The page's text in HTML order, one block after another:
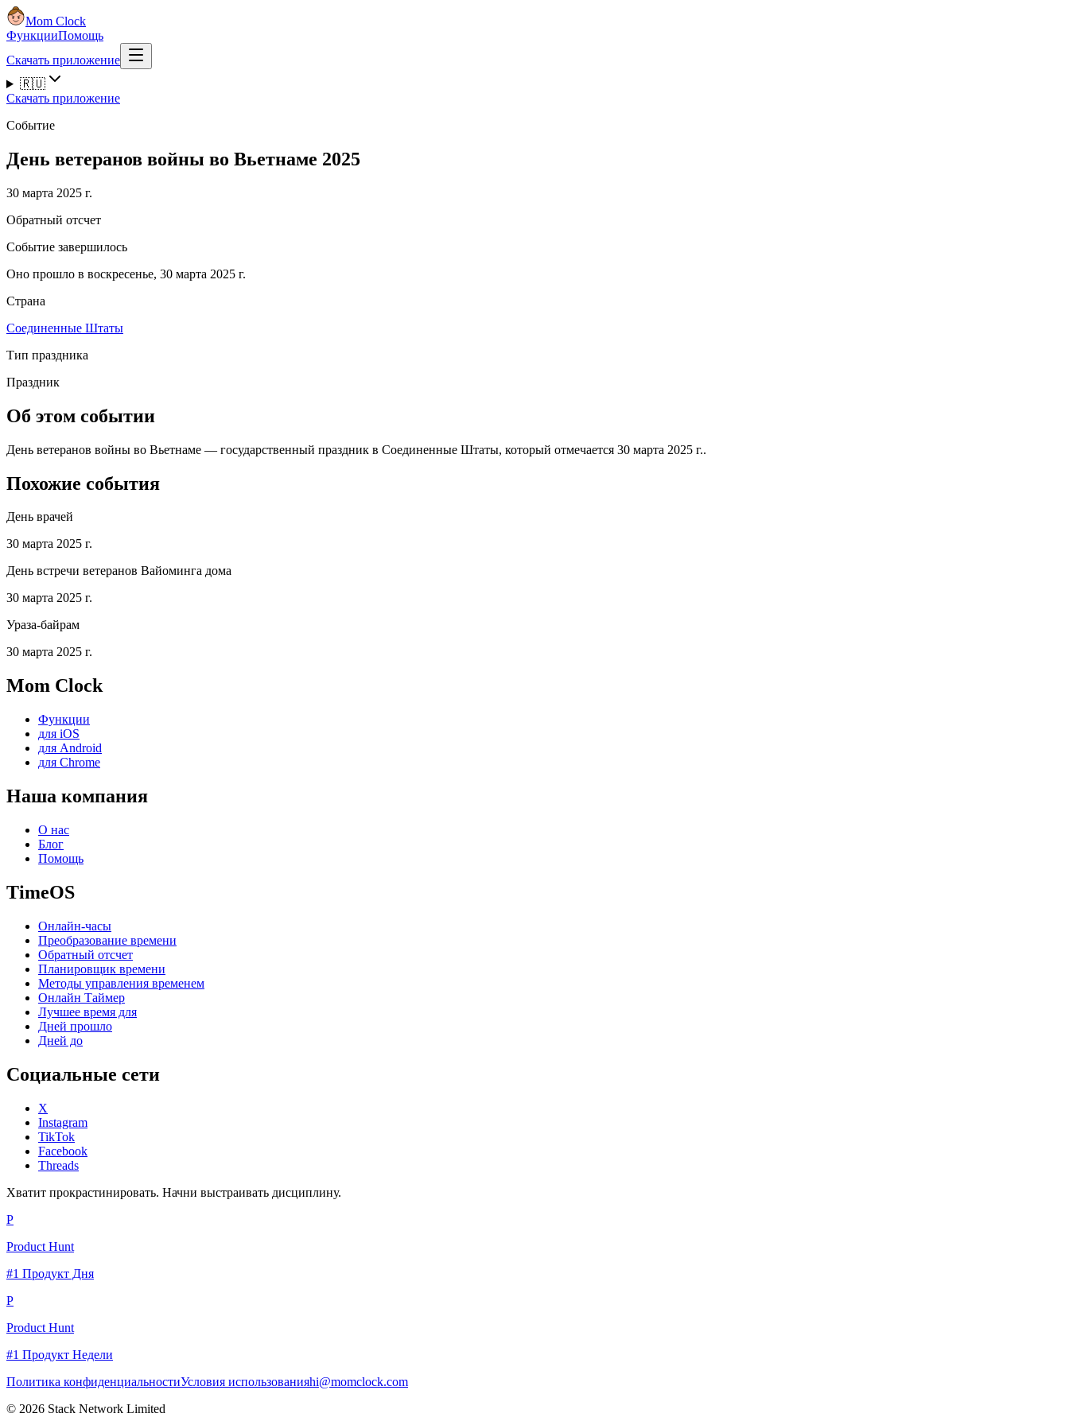
Mom Clock
ФункцииПомощь
Скачать приложение
🇷🇺
Скачать приложение
Событие
День ветеранов войны во Вьетнаме 2025
30 марта 2025 г.
Обратный отсчет
Событие завершилось
Оно прошло в воскресенье, 30 марта 2025 г.
Страна
Соединенные Штаты
Тип праздника
Праздник
Об этом событии
День ветеранов войны во Вьетнаме — государственный праздник в Соединенные Штаты, который отмечается 30 марта 2025 г..
Похожие события
День врачей
30 марта 2025 г.
День встречи ветеранов Вайоминга дома
30 марта 2025 г.
Ураза-байрам
30 марта 2025 г.
Mom Clock
Функции
для iOS
для Android
для Chrome
Наша компания
О нас
Блог
Помощь
TimeOS
Онлайн-часы
Преобразование времени
Обратный отсчет
Планировщик времени
Методы управления временем
Онлайн Таймер
Лучшее время для
Дней прошло
Дней до
Социальные сети
X
Instagram
TikTok
Facebook
Threads
Хватит прокрастинировать. Начни выстраивать дисциплину.
P
Product Hunt
#1 Продукт Дня
P
Product Hunt
#1 Продукт Недели
Политика конфиденциальностиУсловия использованияhi@momclock.com
© 2026 Stack Network Limited